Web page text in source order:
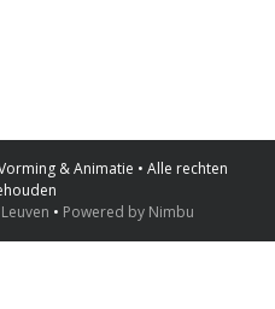
& Animatie • Alle rechten
• Powered by Nimbu